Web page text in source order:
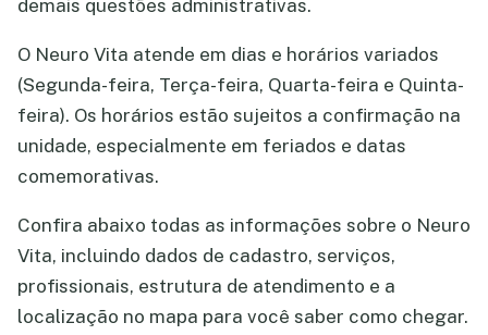
demais questões administrativas.
O Neuro Vita atende em dias e horários variados
(Segunda-feira, Terça-feira, Quarta-feira e Quinta-
feira). Os horários estão sujeitos a confirmação na
unidade, especialmente em feriados e datas
comemorativas.
Confira abaixo todas as informações sobre o Neuro
Vita, incluindo dados de cadastro, serviços,
profissionais, estrutura de atendimento e a
localização no mapa para você saber como chegar.